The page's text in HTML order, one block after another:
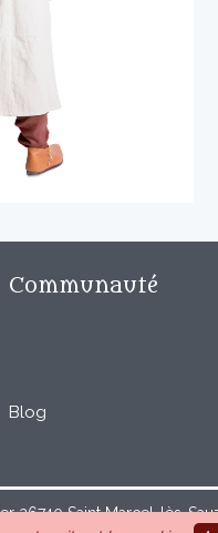
Communauté
Blog
26740 Saint Marcel-lès-